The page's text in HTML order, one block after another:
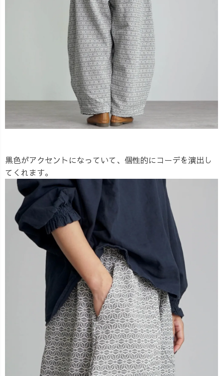
黒色がアクセントになっていて、個性的にコーデを演出し
てくれます。